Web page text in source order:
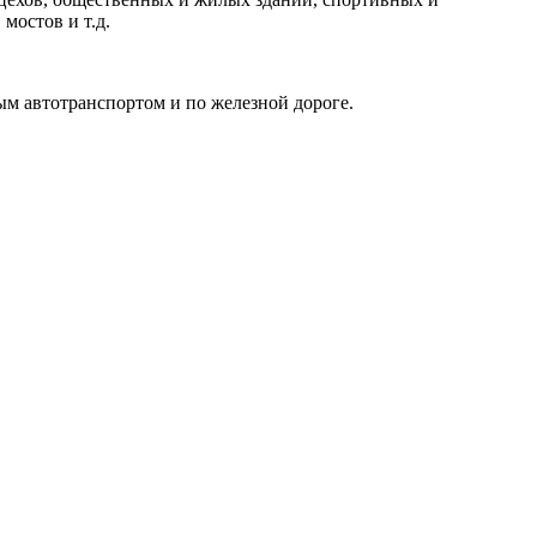
и т.д.
автотранспортом и по железной дороге.